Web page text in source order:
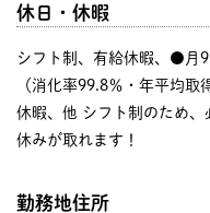
休日・休暇
シフト制、有給休暇、●月
（消化率99.8％・年平均
休暇、他 シフト制のため
休みが取れます！
勤務地住所